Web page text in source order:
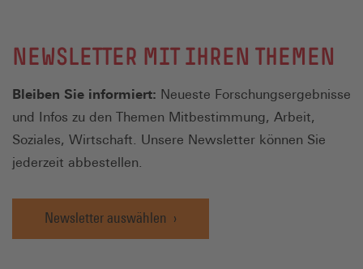
NEWSLETTER MIT IHREN THEMEN
Bleiben Sie informiert: Neueste Forschungsergebnisse
und Infos zu den Themen Mitbestimmung, Arbeit,
Soziales, Wirtschaft. Unsere Newsletter können Sie
jederzeit abbestellen.
Newsletter auswählen